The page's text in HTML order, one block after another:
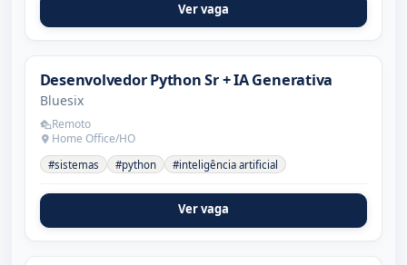
Ver vaga
Desenvolvedor Python Sr + IA Generativa
Bluesix
Remoto
Home Office/HO
#sistemas #python #inteligência artificial
Ver vaga